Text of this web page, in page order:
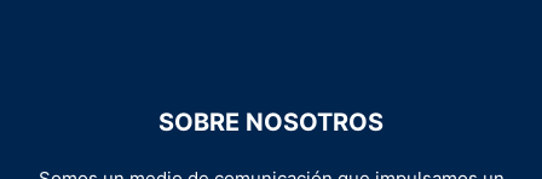
SOBRE NOSOTROS